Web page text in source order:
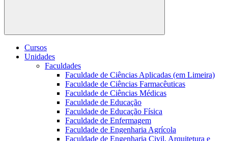
Buscar
Cursos
Unidades
Faculdades
Faculdade de Ciências Aplicadas (em Limeira)
Faculdade de Ciências Farmacêuticas
Faculdade de Ciências Médicas
Faculdade de Educação
Faculdade de Educação Física
Faculdade de Enfermagem
Faculdade de Engenharia Agrícola
Faculdade de Engenharia Civil, Arquitetura e